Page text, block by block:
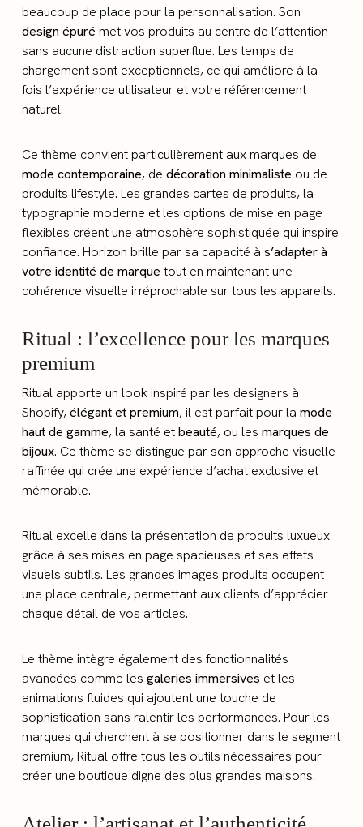
beaucoup de place pour la personnalisation. Son
design épuré met vos produits au centre de l’attention
sans aucune distraction superflue. Les temps de
chargement sont exceptionnels, ce qui améliore à la
fois l’expérience utilisateur et votre référencement
naturel.
Ce thème convient particulièrement aux marques de
mode contemporaine, de décoration minimaliste ou de
produits lifestyle. Les grandes cartes de produits, la
typographie moderne et les options de mise en page
flexibles créent une atmosphère sophistiquée qui inspire
confiance. Horizon brille par sa capacité às’adapter à
votre identité de marque tout en maintenant une
cohérence visuelle irréprochable sur tous les appareils.
Ritual : l’excellence pour les marques
premium
Ritual apporte un look inspiré par les designers à
Shopify, élégant et premium, il est parfait pour lamode
haut de gamme, la santé etbeauté, ou lesmarques de
bijoux. Ce thème se distingue par son approche visuelle
raffinée qui crée une expérience d’achat exclusive et
mémorable.
Ritual excelle dans la présentation de produits luxueux
grâce à ses mises en page spacieuses et ses effets
visuels subtils. Les grandes images produits occupent
une place centrale, permettant aux clients d’apprécier
chaque détail de vos articles.
Le thème intègre également des fonctionnalités
avancées comme lesgaleries immersives et les
animations fluides qui ajoutent une touche de
sophistication sans ralentir les performances. Pour les
marques qui cherchent à se positionner dans le segment
premium, Ritual offre tous les outils nécessaires pour
créer une boutique digne des plus grandes maisons.